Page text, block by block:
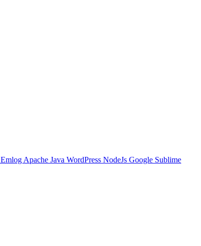
Emlog Apache Java WordPress NodeJs Google Sublime